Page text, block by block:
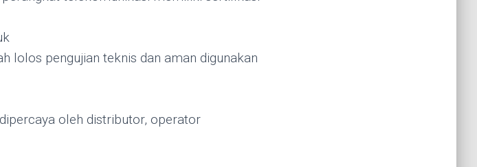
lolos pengujian teknis dan aman digunakan
oleh distributor, operator